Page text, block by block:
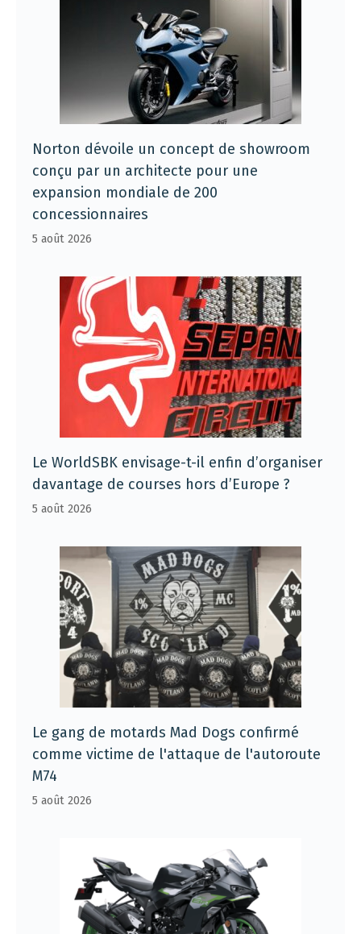
Norton dévoile un concept de showroom
conçu par un architecte pour une
expansion mondiale de 200
concessionnaires
5 août 2026
Le WorldSBK envisage-t-il enfin d’organiser
davantage de courses hors d’Europe ?
5 août 2026
Le gang de motards Mad Dogs confirmé
comme victime de l'attaque de l'autoroute
M74
5 août 2026